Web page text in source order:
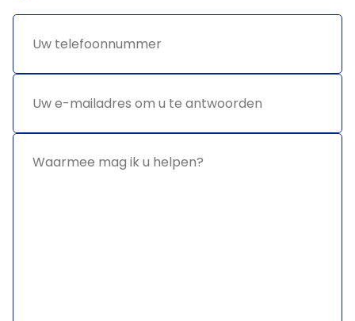
Uw *
Uw e-
om u te
antwoorden
*
Waarmee
helpen?
*